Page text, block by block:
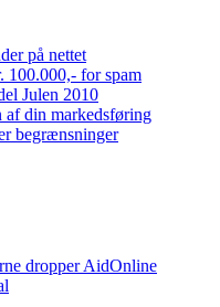
på nettet
100.000,- for spam
Julen 2010
af din markedsføring
begrænsninger
dropper AidOnline